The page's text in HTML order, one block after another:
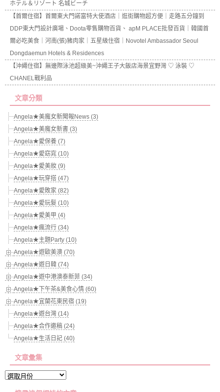
ホテル＆リゾート 名城ビーチ
【首爾住宿】首爾東大門諾富特大使酒店｜逛街購物超方便｜走路五分鐘到
DDP東大門設計廣場、Doota零售購物百貨、 apM PLACE批發百貨｜韓國首
爾必吃美食｜河南(張)豬肉家｜五星級住宿｜Novotel Ambassador Seoul
Dongdaemun Hotels & Residences
【沖繩住宿】無邊際泳池超級美~沖繩王子大飯店海景宜野灣 ♡ 泳裝 ♡
CHANEL戰利品
文章分類
Angela★美魔女新聞報News (3)
Angela★美魔女新書 (3)
Angela★愛保養 (7)
Angela★愛窈窕 (10)
Angela★愛美妝 (9)
Angela★玩穿搭 (47)
Angela★愛敗家 (82)
Angela★愛玩髮 (10)
Angela★愛美甲 (4)
Angela★瘋流行 (34)
Angela★主題Party (10)
Angela★遊歐美澳 (70)
Angela★遊日韓 (74)
Angela★遊中港澳泰新菲 (34)
Angela★下午茶&美食心情 (60)
Angela★宜蘭花東民宿 (19)
Angela★遊台灣 (14)
Angela★合作邀稿 (24)
Angela★生活日記 (40)
文章彙集
文